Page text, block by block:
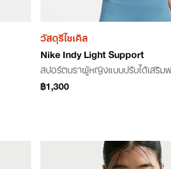
วัสดุรีไซเคิล
Nike Indy Light Support
สปอร์ตบราผู้หญิงแบบปรับได้เสริม
฿1,300